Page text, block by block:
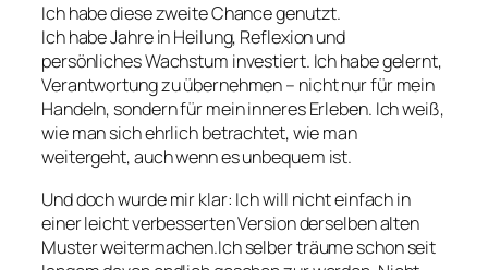
Ich habe diese zweite Chance genutzt.
Ich habe Jahre in Heilung, Reflexion und
persönliches Wachstum investiert. Ich habe gelernt,
Verantwortung zu übernehmen – nicht nur für mein
Handeln, sondern für mein inneres Erleben. Ich weiß,
wie man sich ehrlich betrachtet, wie man
weitergeht, auch wenn es unbequem ist.
Und doch wurde mir klar: Ich will nicht einfach in
einer leicht verbesserten Version derselben alten
Muster weitermachen.Ich selber träume schon seit